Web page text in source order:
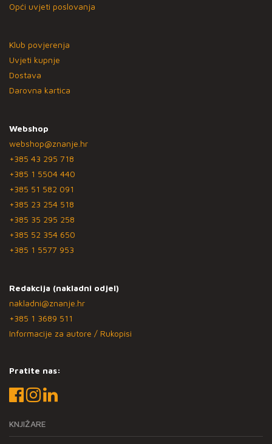
Opći uvjeti poslovanja
Klub povjerenja
Uvjeti kupnje
Dostava
Darovna kartica
Webshop
webshop@znanje.hr
+385 43 295 718
+385 1 5504 440
+385 51 582 091
+385 23 254 518
+385 35 295 258
+385 52 354 650
+385 1 5577 953
Redakcija (nakladni odjel)
nakladni@znanje.hr
+385 1 3689 511
Informacije za autore / Rukopisi
Pratite nas:
KNJIŽARE